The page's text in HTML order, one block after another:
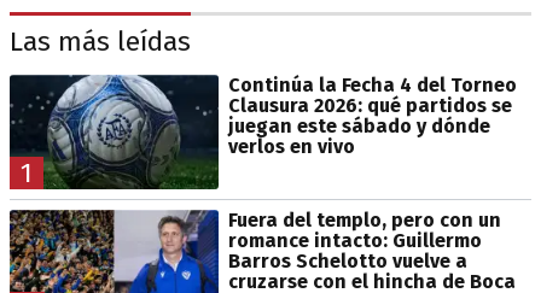
Las más leídas
1
Continúa la Fecha 4 del Torneo
Clausura 2026: qué partidos se
juegan este sábado y dónde
verlos en vivo
Fuera del templo, pero con un
romance intacto: Guillermo
Barros Schelotto vuelve a
cruzarse con el hincha de Boca